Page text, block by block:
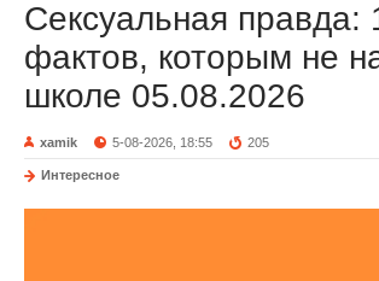
Сексуальная правда:
фактов, которым не
школе 05.08.2026
xamik 5-08-2026, 18:55 205
Интересное